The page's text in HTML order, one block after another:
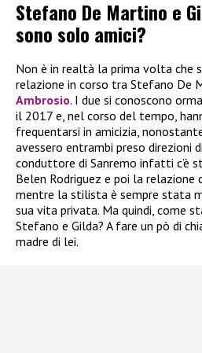
Stefano De Martino e
sono solo amici?
Non è in realtà la prima volta che
relazione in corso tra Stefano De
Ambrosio. I due si conoscono
il 2017 e, nel corso del tempo,
frequentarsi in amicizia,
avessero entrambi preso direzioni
conduttore di Sanremo infatti c’è
Belen Rodriguez e poi la relazione
mentre la stilista è sempre stata
sua vita privata. Ma quindi, come
Stefano e Gilda? A fare un pò di
madre di lei.